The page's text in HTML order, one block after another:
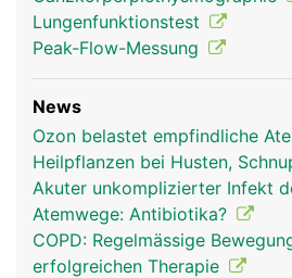
Atemwege Frau
Kopf Links
Lungenfunktionstest
Peak-Flow-Messung
News
Ozon belastet empfindliche
Heilpflanzen bei Husten,
Akuter unkomplizierter Infekt
Atemwege: Antibiotika?
COPD: Regelmässige
erfolgreichen Therapie